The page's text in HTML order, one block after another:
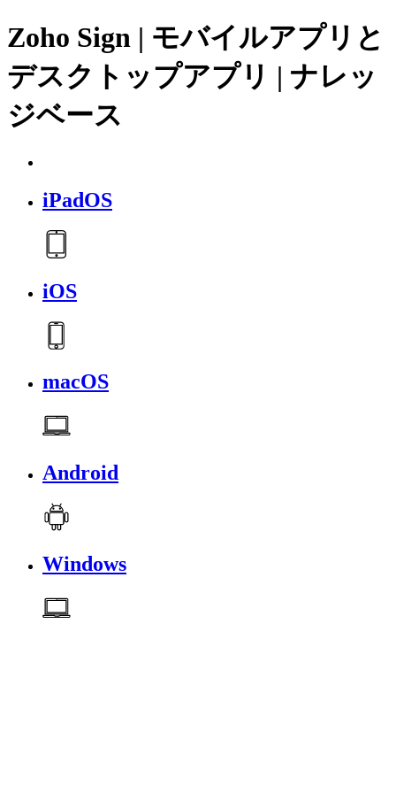
Zoho Sign | モバイルアプリと
デスクトップアプリ | ナレッ
ジベース
iPadOS
iOS
macOS
Android
Windows